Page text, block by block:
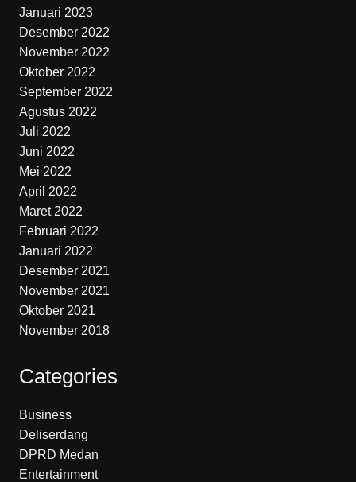
Januari 2023
Desember 2022
November 2022
Oktober 2022
September 2022
Agustus 2022
Juli 2022
Juni 2022
Mei 2022
April 2022
Maret 2022
Februari 2022
Januari 2022
Desember 2021
November 2021
Oktober 2021
November 2018
Categories
Business
Deliserdang
DPRD Medan
Entertainment